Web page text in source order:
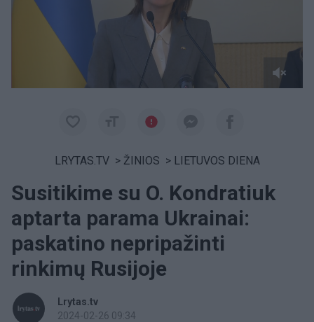
LRYTAS.TV > ŽINIOS > LIETUVOS DIENA
Susitikime su O. Kondratiuk
aptarta parama Ukrainai:
paskatino nepripažinti
rinkimų Rusijoje
Lrytas.tv
2024-02-26 09:34